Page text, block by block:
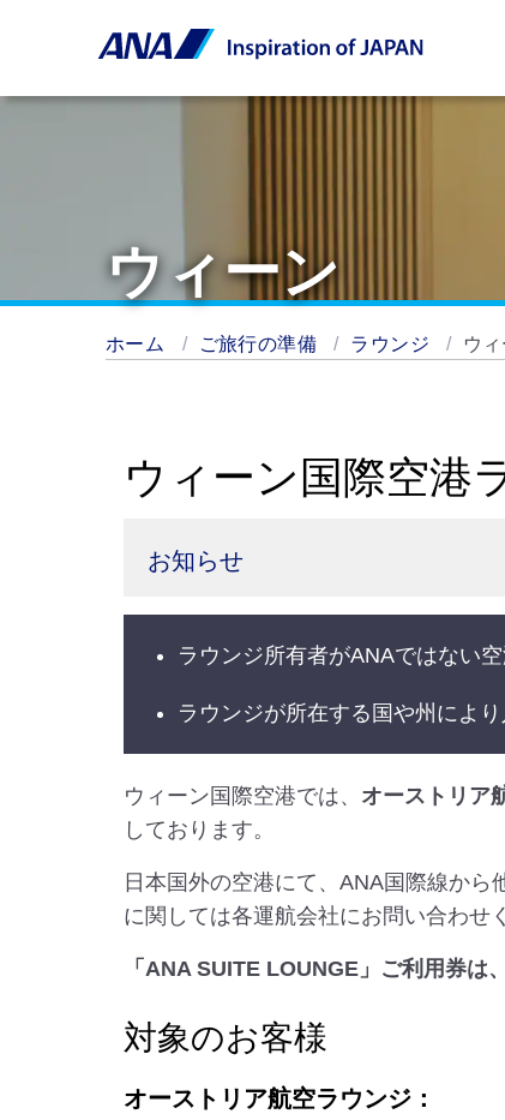
ウィーン
ホーム ご旅行の準備 ラウンジ ウ
ウィーン国際空港
お知らせ
ラウンジ所有者がANAではない
ラウンジが所在する国や州によ
ウィーン国際空港では、 オーストリア
しております。
日本国外の空港にて、ANA国際線か
に関しては各運航会社にお問い合わせ
「ANA SUITE LOUNGE」ご利用券は
対象のお客様
オーストリア航空ラウンジ：